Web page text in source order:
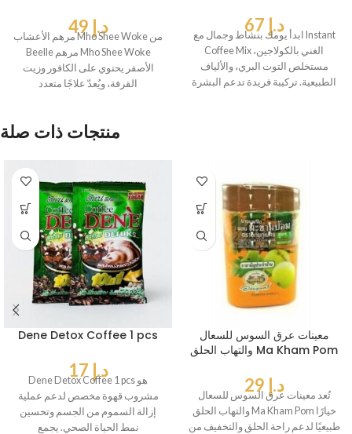
د.إ
مرهم الأعشاب Mho Shee Woke من
Beelle مرهم Mho Shee Woke
الأصفر يحتوي على الكافور وزيت
القرفة، ويُعدّ علاجًا متعدد
د.إ
ابدأ يومك بنشاط وجمال مع Instant
Coffee Mix الغني بالكولاجين،
مستخلص التوت البري، والألياف
الطبيعية. تركيبة فريدة تدعم البشرة
منتجات ذات صلة
Dene Detox Coffee 1 pcs
د.إ
Dene Detox Coffee 1 pcs هو
مشروب قهوة مخصص لدعم عملية
إزالة السموم من الجسم وتحسين
نمط الحياة الصحي. يجمع
معينات عرق السوس للسعال
والتهاب الحلق Ma Kham Pom
د.إ
تُعد معينات عرق السوس للسعال
والتهاب الحلق Ma Kham Pom خيارًا
طبيعيًا لدعم راحة الحلق والتخفيف من